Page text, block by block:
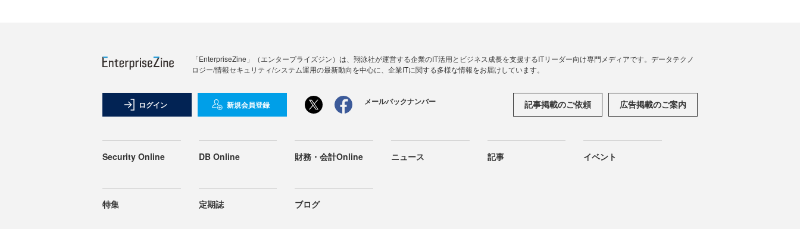
「EnterpriseZine」（エンタープライズジン）は、翔泳社が運営する企業のIT活用とビジネス成長を支援するITリーダー向け専門メディアです。データテクノ
ロジー/情報セキュリティ/システム運用の最新動向を中心に、企業ITに関する多様な情報をお届けしています。
ログイン 新規会員登録 メールバックナンバー 記事掲載のご依頼 広告掲載のご案内
Security Online DB Online 財務・会計Online ニュース 記事 イベント
特集 定期誌 ブログ